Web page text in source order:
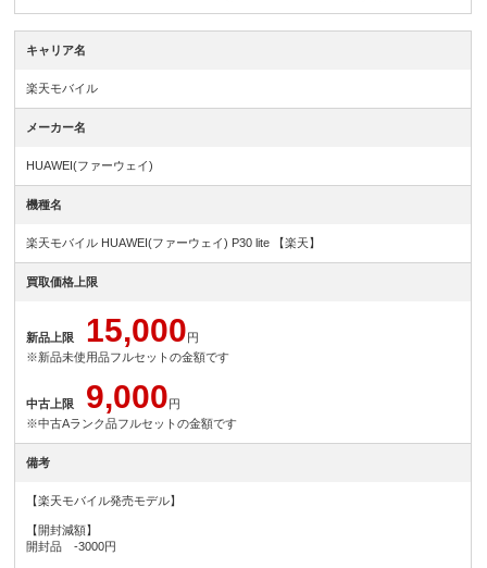
キャリア名
楽天モバイル
メーカー名
HUAWEI(ファーウェイ)
機種名
楽天モバイル HUAWEI(ファーウェイ) P30 lite 【楽天】
買取価格上限
新品上限 15,000円
※新品未使用品フルセットの金額です
中古上限 9,000円
※中古Aランク品フルセットの金額です
備考
【楽天モバイル発売モデル】
【開封減額】
開封品 -3000円